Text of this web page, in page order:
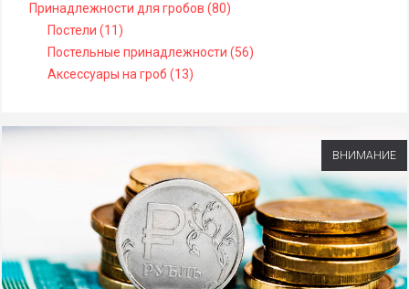
Принадлежности для гробов (80)
Постели (11)
Постельные принадлежности (56)
Аксессуары на гроб (13)
ВНИМАНИЕ